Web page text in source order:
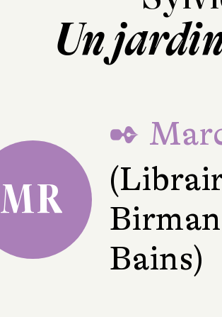
Un
MR
✒
Bains)